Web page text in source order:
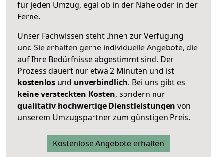
für jeden Umzug, egal ob in der Nähe oder in der
Ferne.
Unser Fachwissen steht Ihnen zur Verfügung
und Sie erhalten gerne individuelle Angebote, die
auf Ihre Bedürfnisse abgestimmt sind. Der
Prozess dauert nur etwa 2 Minuten und ist
kostenlos und unverbindlich. Bei uns gibt es
keine versteckten Kosten, sondern nur
qualitativ hochwertige Dienstleistungen von
unserem Umzugspartner zum günstigen Preis.
Kostenlose Angebote erhalten